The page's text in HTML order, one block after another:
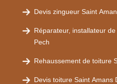
Devis zingueur Saint
Réparateur, installateur
Pech
Rehaussement de toiture
Devis toiture Saint Amans